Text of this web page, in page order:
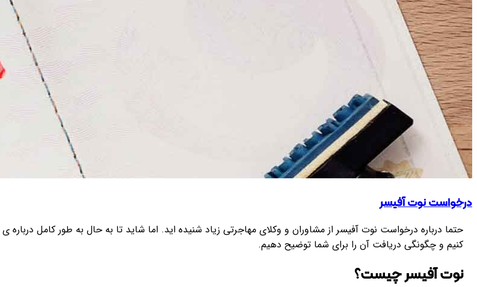
درخواست نوت آفیسر
حتما درباره درخواست نوت آفیسر از مشاوران و وکلای مهاجرتی زیاد شنیده اید. اما شاید تا به حال به طور کامل
کنیم و چگونگی دریافت آن را برای شما توضیح دهیم.
نوت آفیسر چیست؟